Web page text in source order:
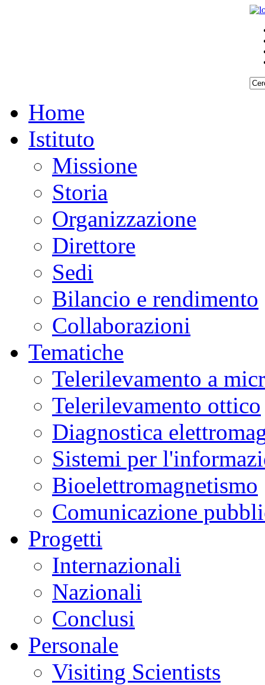
Home
Istituto
Missione
Storia
Organizzazione
Direttore
Sedi
Bilancio e rendimento
Collaborazioni
Tematiche
Telerilevamento a
Telerilevamento ottico
Diagnostica
Sistemi per
Bioelettromagnetismo
Comunicazione
Progetti
Internazionali
Nazionali
Conclusi
Personale
Visiting Scientists